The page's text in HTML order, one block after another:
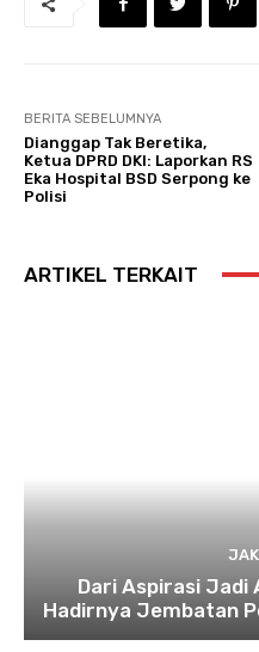
BERITA SEBELUMNYA
Dianggap Tak Beretika,
Ketua DPRD DKI: Laporkan RS
Eka Hospital BSD Serpong ke
Polisi
ARTIKEL TERKAIT
Dari Aspirasi Jadi
Hadirnya Jembatan